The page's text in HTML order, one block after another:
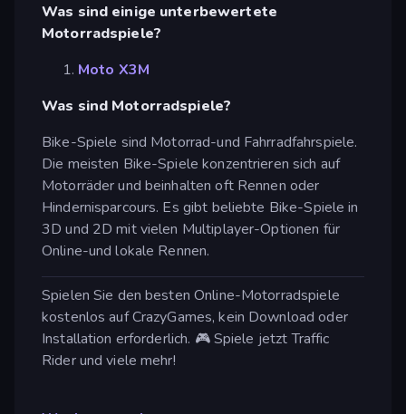
Was sind einige unterbewertete
Motorradspiele?
Moto X3M
Was sind Motorradspiele?
Bike-Spiele sind Motorrad-und Fahrradfahrspiele.
Die meisten Bike-Spiele konzentrieren sich auf
Motorräder und beinhalten oft Rennen oder
Hindernisparcours. Es gibt beliebte Bike-Spiele in
3D und 2D mit vielen Multiplayer-Optionen für
Online-und lokale Rennen.
Spielen Sie den besten Online-Motorradspiele
kostenlos auf CrazyGames, kein Download oder
Installation erforderlich. 🎮 Spiele jetzt Traffic
Rider und viele mehr!